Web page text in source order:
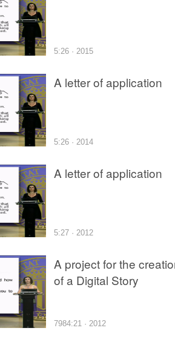
5:26 · 2015
A letter of application
5:26 · 2014
A letter of application
5:27 · 2012
A project for the
of a Digital Story
7984:21 · 2012